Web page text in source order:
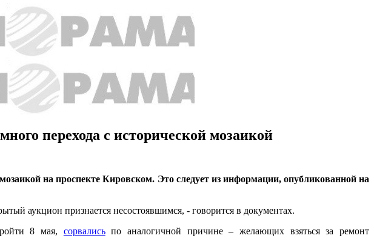
перехода с исторической мозаикой
на проспекте Кировском. Это следует из информации, опубликованной на
аукцион признается несостоявшимся, - говорится в документах.
8 мая, сорвалисьпо аналогичной причине – желающих взяться за ремонт